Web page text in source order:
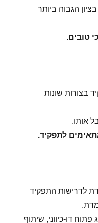
הגבוה ביותר
טובים.
בצורות שונות
אותו.
לתפקיד.
לדרישות התפקיד
פתוח דו-כיווני, שיתוף